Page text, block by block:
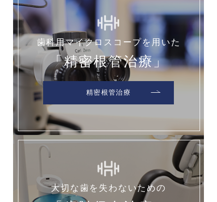
歯科用マイクロスコープを用いた
「精密根管治療」
精密根管治療
大切な歯を失わないための